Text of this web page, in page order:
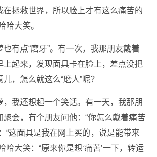
在拯救世界，所以脸上才有这么痛苦的
哈大笑。
有点“磨牙”。有一次，我那朋友戴着
上起来，发现面具卡在脸上，差点没把
，怎么就这么“磨人”呢？
，我还想起一个笑话。有一天，我那朋
聚会，有个朋友问他：“你怎么戴着痛苦
“这面具是我在网上买的，说是能带来
哈大笑：“原来你是想‘痛苦’一下，转运